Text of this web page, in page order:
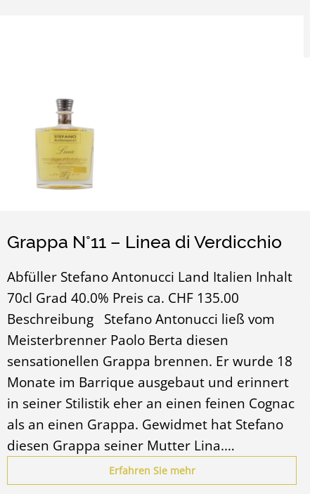
Grappa N°11 – Linea di Verdicchio
Abfüller Stefano Antonucci Land Italien Inhalt
70cl Grad 40.0% Preis ca. CHF 135.00
Beschreibung Stefano Antonucci ließ vom
Meisterbrenner Paolo Berta diesen
sensationellen Grappa brennen. Er wurde 18
Monate im Barrique ausgebaut und erinnert
in seiner Stilistik eher an einen feinen Cognac
als an einen Grappa. Gewidmet hat Stefano
diesen Grappa seiner Mutter Lina.…
Erfahren Sie mehr